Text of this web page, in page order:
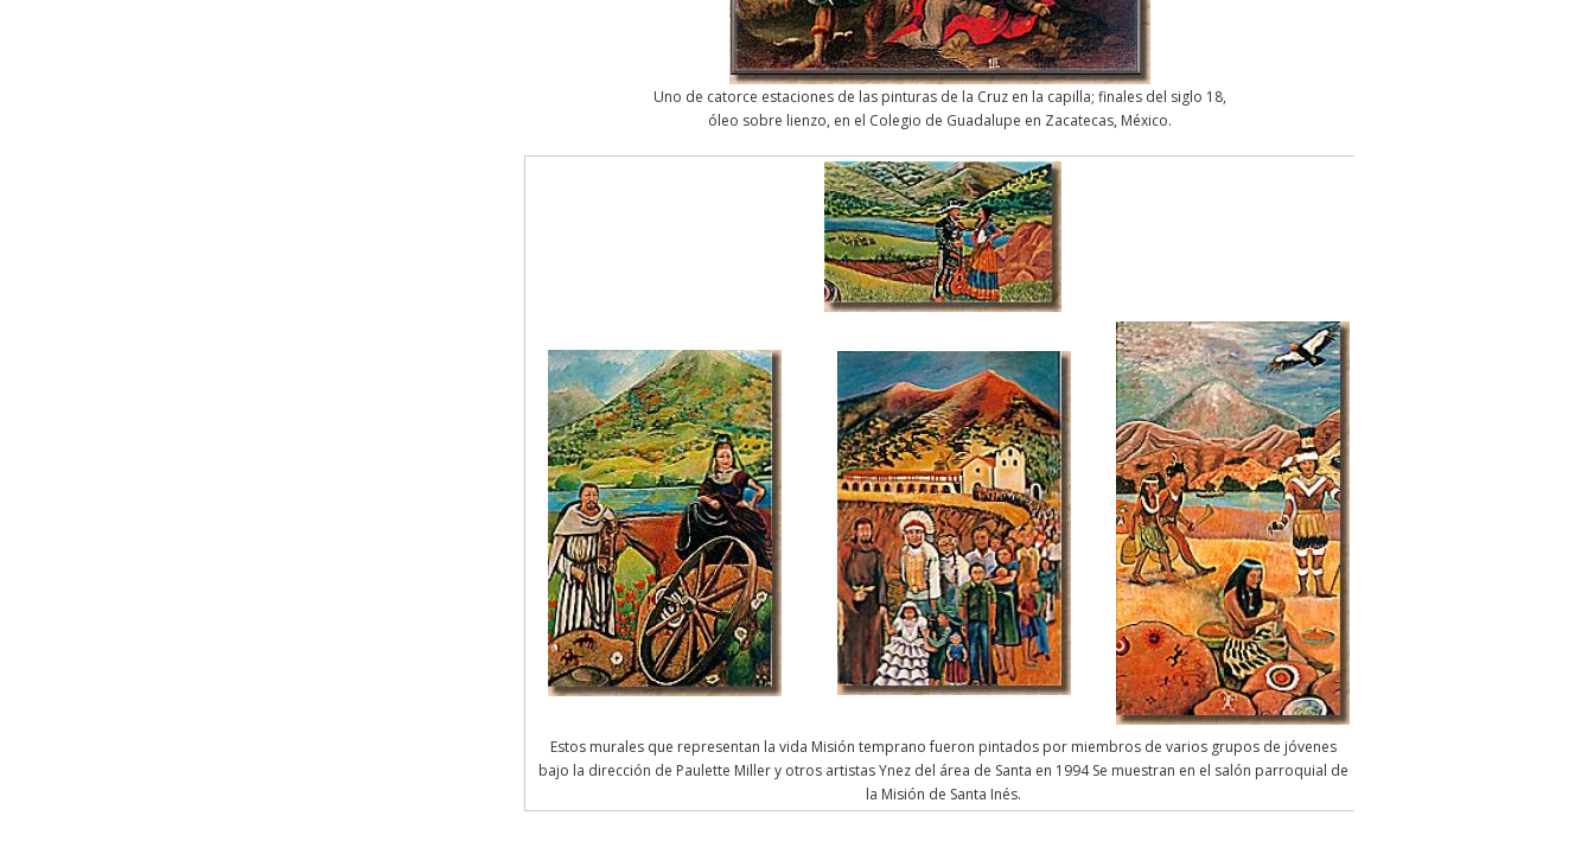
Uno de catorce estaciones de las pinturas de la Cruz en la capilla; finales del siglo 18,
óleo sobre lienzo, en el Colegio de Guadalupe en Zacatecas, México.
Estos murales que representan la vida Misión temprano fueron pintados por miembros de varios grupos de jóvenes
bajo la dirección de Paulette Miller y otros artistas Ynez del área de Santa en 1994 Se muestran en el salón parroquial de
la Misión de Santa Inés.